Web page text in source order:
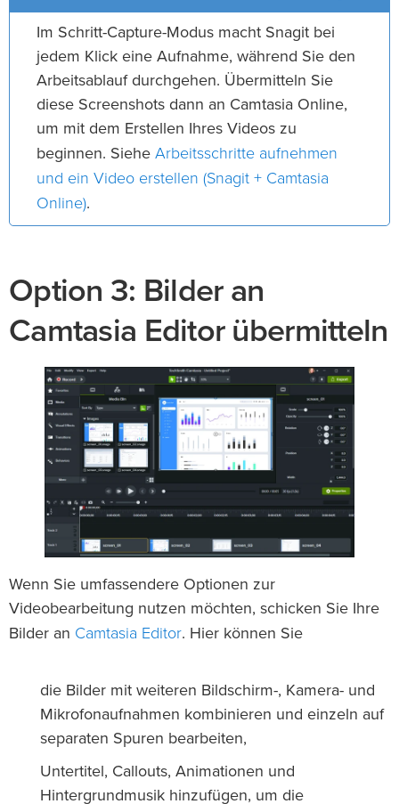
Im Schritt-Capture-Modus macht Snagit bei
jedem Klick eine Aufnahme, während Sie den
Arbeitsablauf durchgehen. Übermitteln Sie
diese Screenshots dann an Camtasia Online,
um mit dem Erstellen Ihres Videos zu
beginnen. Siehe Arbeitsschritte aufnehmen
und ein Video erstellen (Snagit + Camtasia
Online).
Option 3: Bilder an
Camtasia Editor übermitteln
Wenn Sie umfassendere Optionen zur
Videobearbeitung nutzen möchten, schicken Sie Ihre
Bilder an Camtasia Editor. Hier können Sie
die Bilder mit weiteren Bildschirm-, Kamera- und
Mikrofonaufnahmen kombinieren und einzeln auf
separaten Spuren bearbeiten,
Untertitel, Callouts, Animationen und
Hintergrundmusik hinzufügen, um die